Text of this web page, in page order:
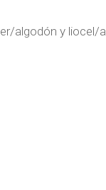
algodón y liocel/